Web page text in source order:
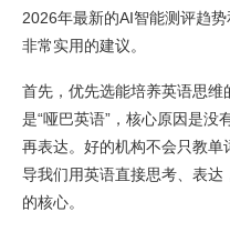
2026年最新的AI智能测评趋
非常实用的建议。
首先，优先选能培养英语思
是“哑巴英语”，核心原因是没
再表达。好的机构不会只教单
导我们用英语直接思考、表达
的核心。